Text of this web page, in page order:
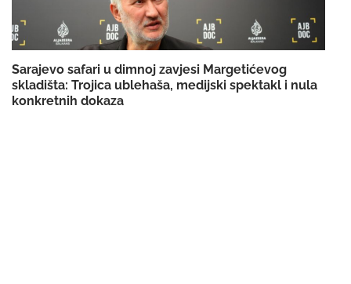
Sarajevo safari u dimnoj zavjesi Margetićevog
skladišta: Trojica ublehaša, medijski spektakl i nula
konkretnih dokaza